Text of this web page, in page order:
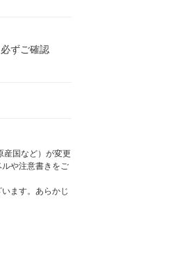
ずご確認
産国など）が変更
や注意書きをご
ます。あらかじ